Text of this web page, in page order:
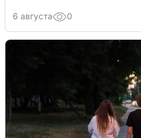
6 августа 0